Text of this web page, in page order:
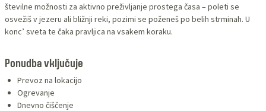
številne možnosti za aktivno preživljanje prostega časa – poleti se
osvežiš v jezeru ali bližnji reki, pozimi se poženeš po belih strminah. U
konc’ sveta te čaka pravljica na vsakem koraku.
Ponudba vključuje
Prevoz na lokacijo
Ogrevanje
Dnevno čiščenje